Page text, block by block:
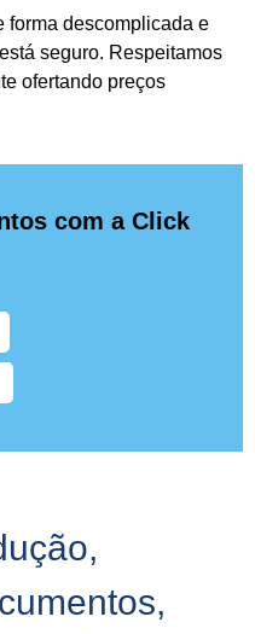
forma descomplicada e
seguro. Respeitamos
ofertando preços
com a Click
,
,